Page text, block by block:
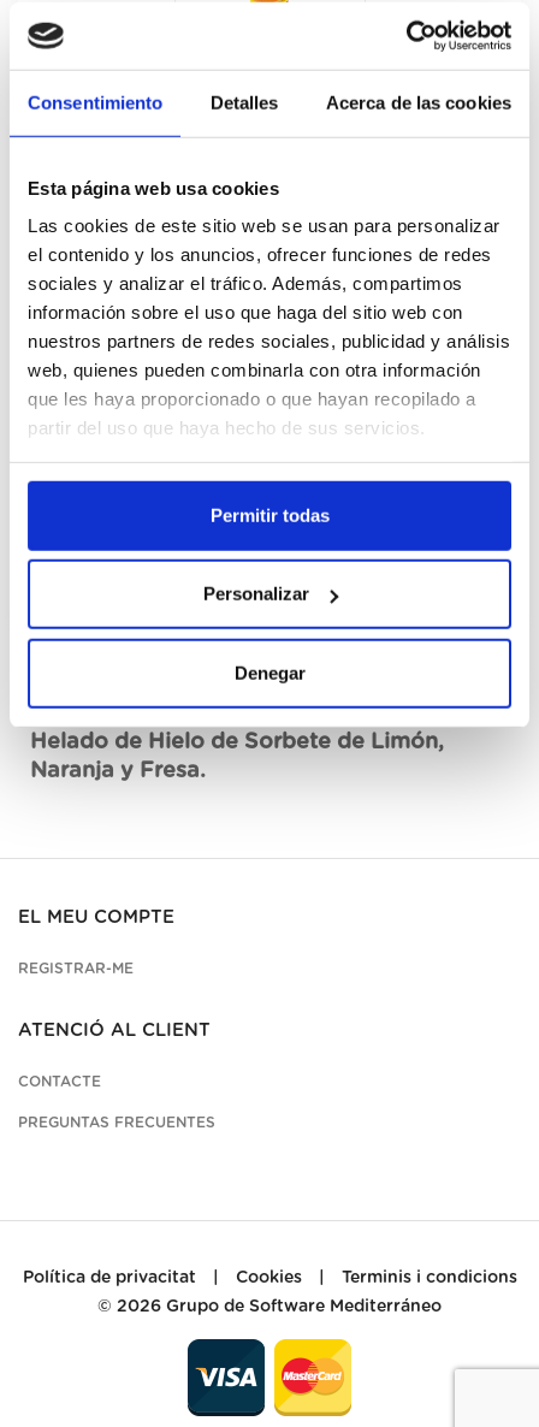
Consentimiento Detalles Acerca de las cookies
Esta página web usa cookies
Las cookies de este sitio web se usan para personalizar
el contenido y los anuncios, ofrecer funciones de redes
sociales y analizar el tráfico. Además, compartimos
información sobre el uso que haga del sitio web con
nuestros partners de redes sociales, publicidad y análisis
web, quienes pueden combinarla con otra información
que les haya proporcionado o que hayan recopilado a
partir del uso que haya hecho de sus servicios.
Permitir todas
Personalizar
Denegar
Super Twister 28Ux110ML
40281
Registrar-me
Helado de Hielo de Sorbete de Limón,
Naranja y Fresa.
EL MEU COMPTE
REGISTRAR-ME
ATENCIÓ AL CLIENT
CONTACTE
PREGUNTAS FRECUENTES
Política de privacitat Cookies
Terminis i condicions
© 2026 Grupo de Software Mediterráneo